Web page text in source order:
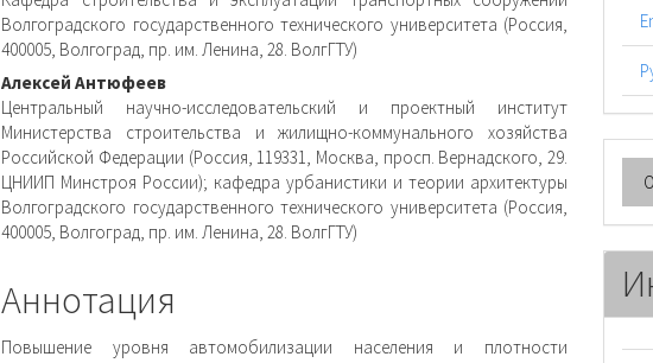
содержимое
статьи
Волгоградского государственного технического университета (Россия,
400005, Волгоград, пр. им. Ленина, 28. ВолгГТУ)
Алексей Антюфеев
Центральный научно-исследовательский и проектный институт
Министерства строительства и жилищно-коммунального хозяйства
Российской Федерации (Россия, 119331, Москва, просп. Вернадского, 29.
ЦНИИП Минстроя России); кафедра урбанистики и теории архитектуры
Волгоградского государственного технического университета (Россия,
400005, Волгоград, пр. им. Ленина, 28. ВолгГТУ)
Аннотация
Повышение уровня автомобилизации населения и плотности